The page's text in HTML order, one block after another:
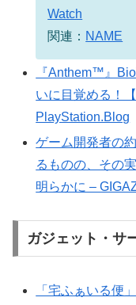
Watch
関連： NAME
『Anthem™』
いに目覚める！
PlayStation.Blog
ゲーム開発者の
るものの、その
明らかに –
ガジェット・サ
「宅ふぁいる便